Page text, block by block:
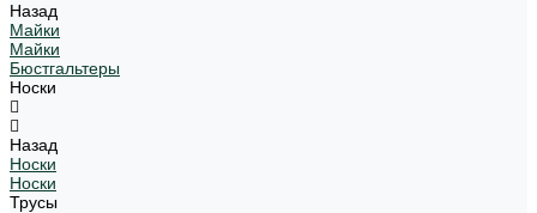
Назад
Майки
Майки
Бюстгальтеры
Носки
Назад
Носки
Носки
Трусы